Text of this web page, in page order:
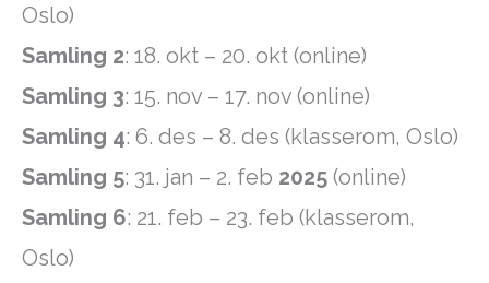
Oslo)
Samling 2: 18. okt – 20. okt (online)
Samling 3: 15. nov – 17. nov (online)
Samling 4: 6. des – 8. des (klasserom, Oslo)
Samling 5: 31. jan – 2. feb 2025 (online)
Samling 6: 21. feb – 23. feb (klasserom,
Oslo)